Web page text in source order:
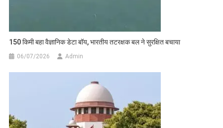
150 किमी बहा वैज्ञानिक डेटा बॉय, भारतीय तटरक्षक बल ने सुरक्षित बचाया
06/07/2026 Admin